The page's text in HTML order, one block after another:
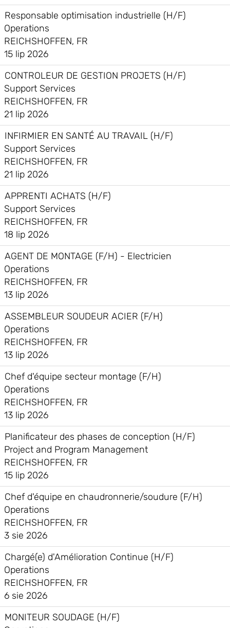
Responsable optimisation industrielle (H/F)
Operations
REICHSHOFFEN, FR
15 lip 2026
CONTROLEUR DE GESTION PROJETS (H/F)
Support Services
REICHSHOFFEN, FR
21 lip 2026
INFIRMIER EN SANTÉ AU TRAVAIL (H/F)
Support Services
REICHSHOFFEN, FR
21 lip 2026
APPRENTI ACHATS (H/F)
Support Services
REICHSHOFFEN, FR
18 lip 2026
AGENT DE MONTAGE (F/H) - Electricien
Operations
REICHSHOFFEN, FR
13 lip 2026
ASSEMBLEUR SOUDEUR ACIER (F/H)
Operations
REICHSHOFFEN, FR
13 lip 2026
Chef d'équipe secteur montage (F/H)
Operations
REICHSHOFFEN, FR
13 lip 2026
Planificateur des phases de conception (H/F)
Project and Program Management
REICHSHOFFEN, FR
15 lip 2026
Chef d'équipe en chaudronnerie/soudure (F/H)
Operations
REICHSHOFFEN, FR
3 sie 2026
Chargé(e) d'Amélioration Continue (H/F)
Operations
REICHSHOFFEN, FR
6 sie 2026
MONITEUR SOUDAGE (H/F)